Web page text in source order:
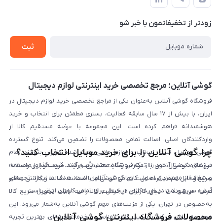
حساب کاربری
حریم خصوصی
بلاگ
شرایط ضمانت هفت روزه
روش ارسال کالا در گوشی آنلاین
روش بازگردانی کالا
زودتر از تخفیفاتمون با خبر شو
ثبت
گوشی آنلاین؛ مرجع تخصصی خرید اینترنتی لوازم دیجیتال
فروشگاه گوشی آنلاین به‌عنوان یکی از مراجع تخصصی خرید لوازم دیجیتال در
ایران، با بیش از ۱۷ سال سابقه فعالیت، بستری مطمئن برای انتخاب و خرید
هوشمندانه فراهم کرده است. این مجموعه با عرضه مستقیم کالا از
واردکنندگان اصلی، اصالت تمامی محصولات را تضمین می‌کند. تنوع گسترده
گوشی موبایل، تبلت، لپ‌تاپ و لوازم جانبی باعث شده کاربران بتوانند تمام
نیازهای دیجیتال خود را از یک فروشگاه معتبر تأمین کنند. قیمت‌گذاری منصفانه
و شفاف از مهم‌ترین اصول کاری گوشی آنلاین است. هدف ما ایجاد تجربه‌ای
آسان، سریع و امن در خرید کالای دیجیتال برای تمامی کاربران ایرانی است.
چرا گوشی آنلاین را برای خرید موبایل انتخاب کنید؟
فروشگاه گوشی آنلاین با تمرکز بر رضایت مشتری، فرآیند خرید موبایل را ساده،
سریع و قابل اعتماد کرده است. تمامی گوشی‌ها با ضمانت اصالت و گارانتی معتبر
عرضه می‌شوند تا خیال کاربران از کیفیت کالا راحت باشد. تحویل سریع کالا
به‌خصوص در تهران، یکی از مزیت‌های مهم گوشی آنلاین به‌شمار می‌رود. این
مجموعه تلاش می‌کند با ترکیب قیمت مناسب و خدمات حرفه‌ای، بهترین تجربه
محصولات فروشگاه اینترنتی گوشی آنلاین